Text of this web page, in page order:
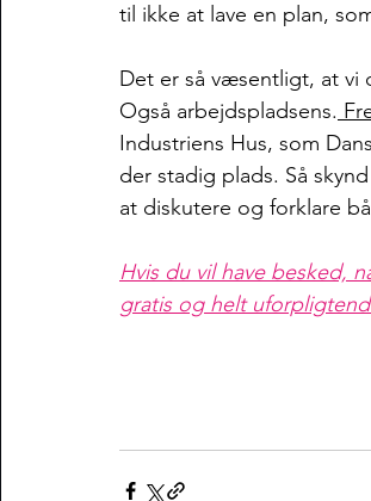
til ikke at lave en plan,
Det er så væsentligt, at vi
Også arbejdspladsens.
Industriens Hus, som
der stadig plads. Så
at diskutere og forklare
Hvis du vil have besked,
gratis og helt